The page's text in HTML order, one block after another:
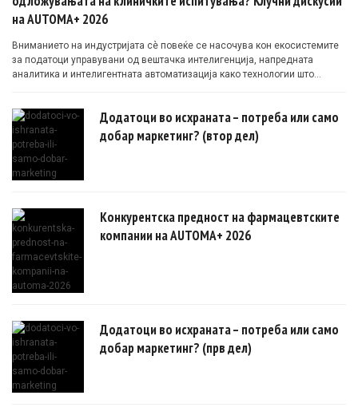
на AUTOMA+ 2026
Вниманието на индустријата сè повеќе се насочува кон екосистемите
за податоци управувани од вештачка интелигенција, напредната
аналитика и интелигентната автоматизација како технологии што
Додатоци во исхраната – потреба или само
добар маркетинг? (втор дел)
Конкурентска предност на фармацевтските
компании на AUTOMA+ 2026
Додатоци во исхраната – потреба или само
добар маркетинг? (прв дел)